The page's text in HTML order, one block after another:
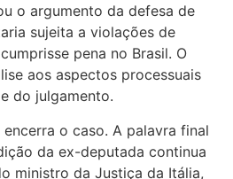
o argumento da defesa de
sujeita a violações de
pena no Brasil. O
aos aspectos processuais
do julgamento.
o caso. A palavra final
da ex-deputada continua
ministro da Justiça da Itália,